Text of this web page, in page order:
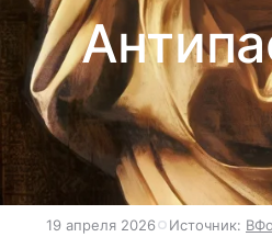
19 апреля 2026 Источник: